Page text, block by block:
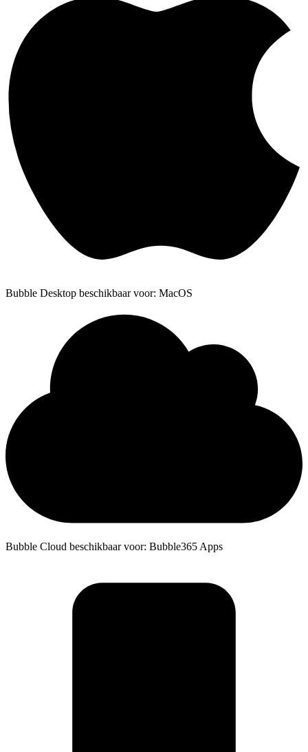
Bubble Desktop beschikbaar voor: MacOS
Bubble Cloud beschikbaar voor: Bubble365 Apps